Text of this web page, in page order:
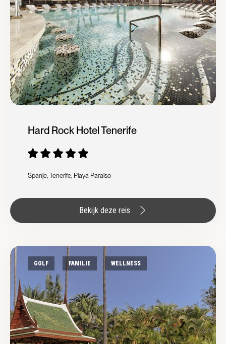
Hard Rock Hotel Tenerife
Spanje, Tenerife, Playa Paraiso
Bekijk deze reis
GOLF FAMILIE WELLNESS